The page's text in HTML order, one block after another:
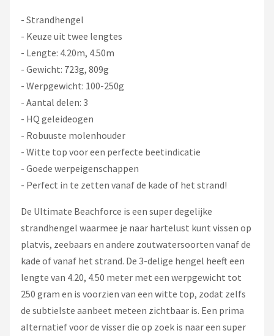
Gamakatsu
Mikado
Alle merken →
- Strandhengel
- Keuze uit twee lengtes
- Lengte: 4.20m, 4.50m
- Gewicht: 723g, 809g
- Werpgewicht: 100-250g
- Aantal delen: 3
- HQ geleideogen
- Robuuste molenhouder
- Witte top voor een perfecte beetindicatie
- Goede werpeigenschappen
- Perfect in te zetten vanaf de kade of het strand!
De Ultimate Beachforce is een super degelijke
strandhengel waarmee je naar hartelust kunt vissen op
platvis, zeebaars en andere zoutwatersoorten vanaf de
kade of vanaf het strand. De 3-delige hengel heeft een
lengte van 4.20, 4.50 meter met een werpgewicht tot
250 gram en is voorzien van een witte top, zodat zelfs
de subtielste aanbeet meteen zichtbaar is. Een prima
alternatief voor de visser die op zoek is naar een super